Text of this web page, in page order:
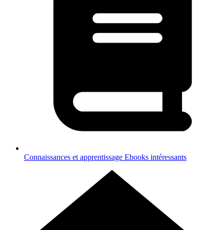
Connaissances et apprentissage Ebooks intéressants